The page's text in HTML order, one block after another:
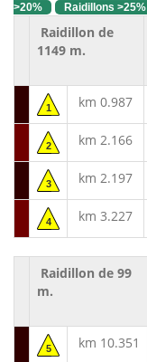
>20%
Raidillons >25%
Raidillon de
1149 m.
1 km 0.987
2 km 2.166
3 km 2.197
4 km 3.227
Raidillon de 99
m.
5 km 10.351